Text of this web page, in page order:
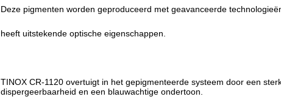
Deze pigmenten worden geproduceerd met geavanceerde
heeft uitstekende optische eigenschappen.
TINOX CR-1120 overtuigt in het gepigmenteerde systeem door een
dispergeerbaarheid en een blauwachtige ondertoon.